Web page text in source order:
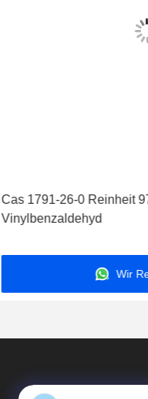
Cas 1791-26-0 Reinheit
Vinylbenzaldehyd
Wir